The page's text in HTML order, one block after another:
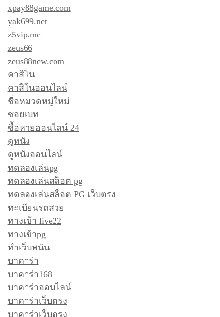
xpay88game.com
yak699.net
z5vip.me
zeus66
zeus88new.com
คาสิโน
คาสิโนออนไลน์
ชื่อหมวดหมู่ใหม่
ซอยเบท
ซื้อหวยออนไลน์ 24
ดูหนัง
ดูหนังออนไลน์
ทดลองเล่นpg
ทดลองเล่นสล็อต pg
ทดลองเล่นสล็อต PG เว็บตรง
ทะเบียนรถสวย
ทางเข้า live22
ทางเข้าpg
ทำเว็บพนัน
บาคาร่า
บาคาร่า168
บาคาร่าออนไลน์
บาคาร่าเว็บตรง
บาคาร่าเว็บตรง